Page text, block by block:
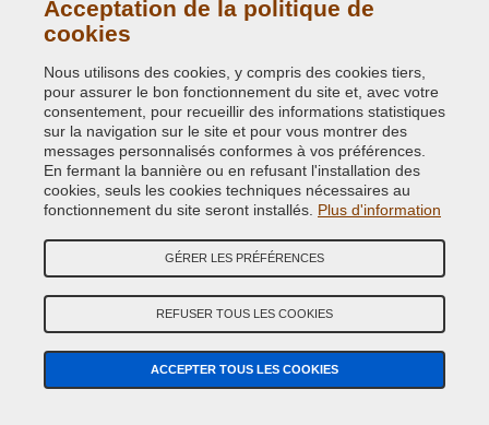
Afficher les commentaires liés à des produits similaires →
VOS AVIS
5
Charles 20 juil. 2022
Bonjour Vos produits sont d'excellentes qualités Merci
AVEZ-VOUS DES DOUTES? CONTACTEZ NOS EXPERTS
Appelez-nous á nos numéros de téléphone ou écrivez-nous sur
Acceptation de la politique de
cookies
Nous utilisons des cookies, y compris des cookies tiers,
pour assurer le bon fonctionnement du site et, avec votre
consentement, pour recueillir des informations statistiques
sur la navigation sur le site et pour vous montrer des
messages personnalisés conformes à vos préférences.
En fermant la bannière ou en refusant l'installation des
cookies, seuls les cookies techniques nécessaires au
fonctionnement du site seront installés. Plus d'information
GÉRER LES PRÉFÉRENCES
REFUSER TOUS LES COOKIES
ACCEPTER TOUS LES COOKIES